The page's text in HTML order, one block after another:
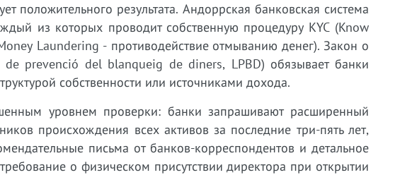
положительного результата. Андоррская банковская система
из которых проводит собственную процедуру KYC (Know
Laundering - противодействие отмыванию денег). Закон о
prevenció del blanqueig de diners, LPBD) обязывает банки
собственности или источниками дохода.
уровнем проверки: банки запрашивают расширенный
происхождения всех активов за последние три-пять лет,
письма от банков-корреспондентов и детальное
о физическом присутствии директора при открытии